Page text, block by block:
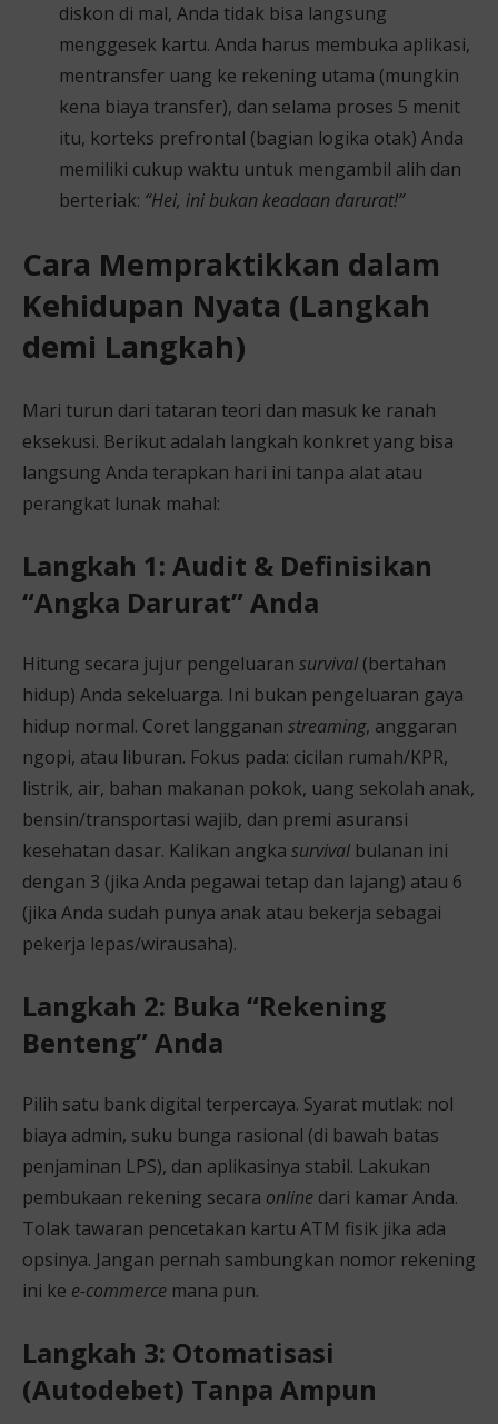
diskon di mal, Anda tidak bisa langsung
menggesek kartu. Anda harus membuka aplikasi,
mentransfer uang ke rekening utama (mungkin
kena biaya transfer), dan selama proses 5 menit
itu, korteks prefrontal (bagian logika otak) Anda
memiliki cukup waktu untuk mengambil alih dan
berteriak: “Hei, ini bukan keadaan darurat!”
Cara Mempraktikkan dalam
Kehidupan Nyata (Langkah
demi Langkah)
Mari turun dari tataran teori dan masuk ke ranah
eksekusi. Berikut adalah langkah konkret yang bisa
langsung Anda terapkan hari ini tanpa alat atau
perangkat lunak mahal:
Langkah 1: Audit & Definisikan
“Angka Darurat” Anda
Hitung secara jujur pengeluaran survival (bertahan
hidup) Anda sekeluarga. Ini bukan pengeluaran gaya
hidup normal. Coret langganan streaming, anggaran
ngopi, atau liburan. Fokus pada: cicilan rumah/KPR,
listrik, air, bahan makanan pokok, uang sekolah anak,
bensin/transportasi wajib, dan premi asuransi
kesehatan dasar. Kalikan angka survival bulanan ini
dengan 3 (jika Anda pegawai tetap dan lajang) atau 6
(jika Anda sudah punya anak atau bekerja sebagai
pekerja lepas/wirausaha).
Langkah 2: Buka “Rekening
Benteng” Anda
Pilih satu bank digital terpercaya. Syarat mutlak: nol
biaya admin, suku bunga rasional (di bawah batas
penjaminan LPS), dan aplikasinya stabil. Lakukan
pembukaan rekening secara online dari kamar Anda.
Tolak tawaran pencetakan kartu ATM fisik jika ada
opsinya. Jangan pernah sambungkan nomor rekening
ini ke e-commerce mana pun.
Langkah 3: Otomatisasi
(Autodebet) Tanpa Ampun